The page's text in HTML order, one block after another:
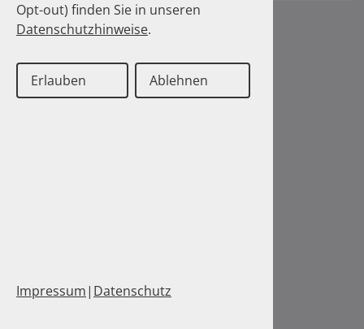
Opt-out) finden Sie in unseren
Datenschutzhinweise.
Erlauben Ablehnen
Impressum| Datenschutz